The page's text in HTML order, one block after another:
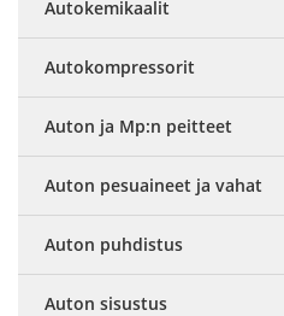
Autokemikaalit
Autokompressorit
Auton ja Mp:n peitteet
Auton pesuaineet ja vahat
Auton puhdistus
Auton sisustus